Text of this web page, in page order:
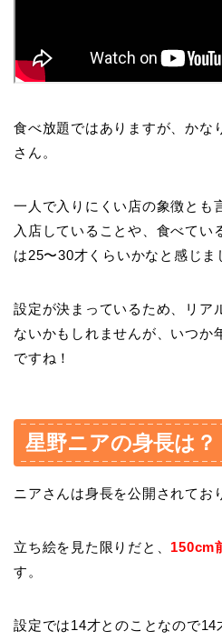
食べ放題ではありますが、かな
さん。
一人で入りにくい店の象徴とも
入店していることや、食べてい
は25〜30才くらいかなと感じま
設定が決まっているため、リア
ないかもしれませんが、いつか
ですね！
星野ニアの身長は？
ニアさんは身長を公開されてお
立ち絵を見た限りだと、 150cm
す。
設定では14才とのことなので